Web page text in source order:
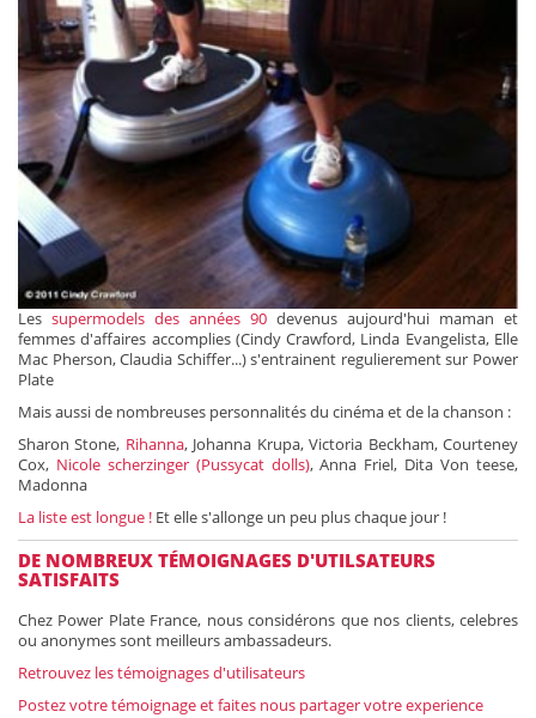
Les supermodels des années 90 devenus aujourd'hui maman et
femmes d'affaires accomplies (Cindy Crawford, Linda Evangelista, Elle
Mac Pherson, Claudia Schiffer...) s'entrainent regulierement sur Power
Plate
Mais aussi de nombreuses personnalités du cinéma et de la chanson :
Sharon Stone, Rihanna, Johanna Krupa, Victoria Beckham, Courteney
Cox, Nicole scherzinger (Pussycat dolls), Anna Friel, Dita Von teese,
Madonna
La liste est longue ! Et elle s'allonge un peu plus chaque jour !
DE NOMBREUX TÉMOIGNAGES D'UTILSATEURS
SATISFAITS
Chez Power Plate France, nous considérons que nos clients, celebres
ou anonymes sont meilleurs ambassadeurs.
Retrouvez les témoignages d'utilisateurs
Postez votre témoignage et faites nous partager votre experience